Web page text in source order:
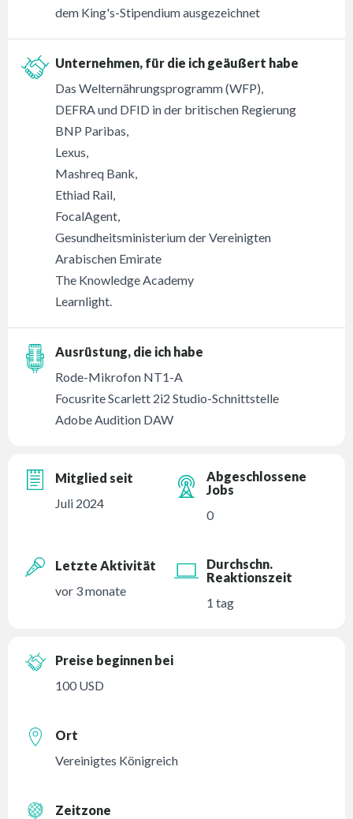
dem King's-Stipendium ausgezeichnet
Unternehmen, für die ich geäußert habe
Das Welternährungsprogramm (WFP),
DEFRA und DFID in der britischen Regierung
BNP Paribas,
Lexus,
Mashreq Bank,
Ethiad Rail,
FocalAgent,
Gesundheitsministerium der Vereinigten
Arabischen Emirate
The Knowledge Academy
Learnlight.
Ausrüstung, die ich habe
Rode-Mikrofon NT1-A
Focusrite Scarlett 2i2 Studio-Schnittstelle
Adobe Audition DAW
Mitglied seit
Juli 2024
Abgeschlossene
Jobs
0
Letzte Aktivität
vor 3 monate
Durchschn.
Reaktionszeit
1 tag
Preise beginnen bei
100 USD
Ort
Vereinigtes Königreich
Zeitzone